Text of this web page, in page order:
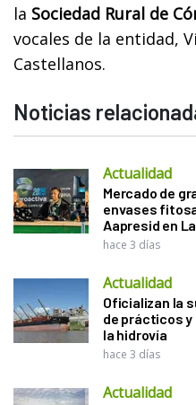
la Sociedad Rural de
vocales de la entidad,
Castellanos.
Noticias
Actualidad
Mercado de
envases
Aapresid en
hace 3 días
Actualidad
Oficializan la
de prácticos y
la hidrovía
hace 3 días
Actualidad